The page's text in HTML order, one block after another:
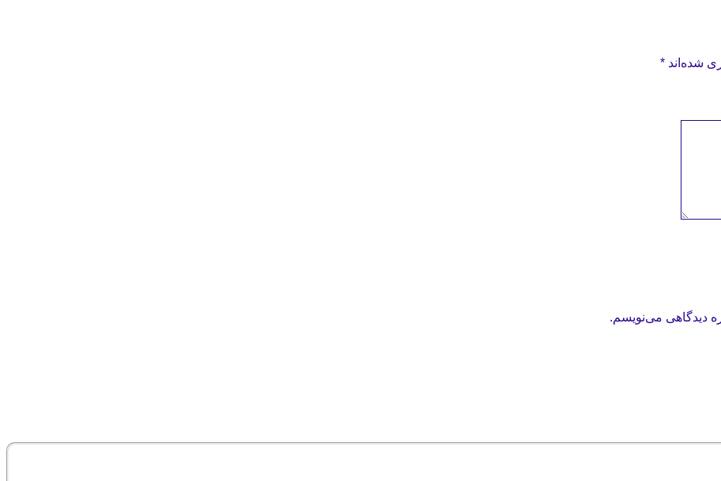
شده‌اند *
دیدگاهی می‌نویسم.